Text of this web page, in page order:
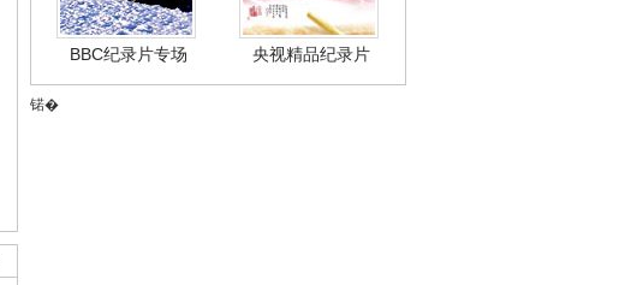
BBC纪录片专场 央视精品纪录片
锘�